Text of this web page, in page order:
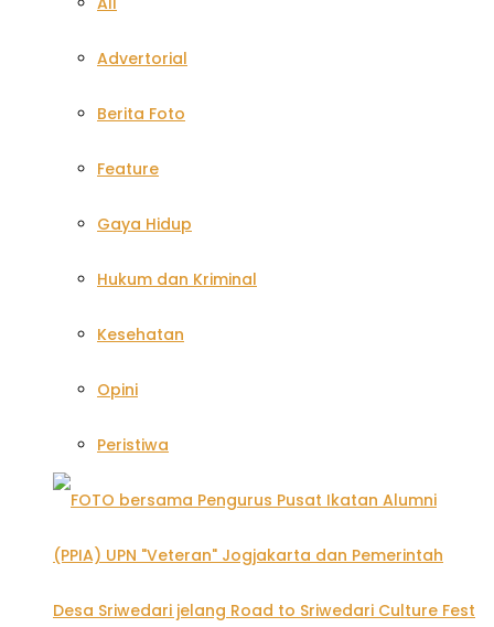
Advertorial
Berita Foto
Feature
Gaya Hidup
Hukum dan Kriminal
Kesehatan
Opini
Peristiwa